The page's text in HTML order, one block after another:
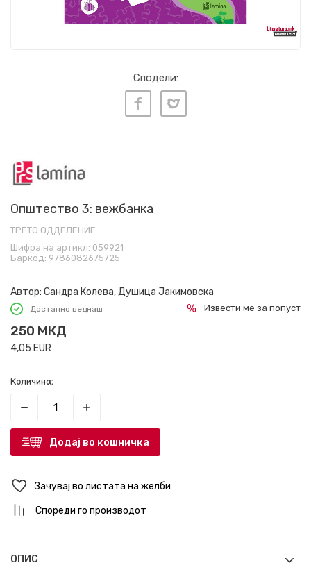
Сподели:
Општество 3: вежбанка
ТРЕТО ОДДЕЛЕНИЕ
Шифра на артикл: 059921
Баркод: 9786082675725
Автор: Сандра Колева, Душица Јакимовска
Достапно веднаш
250 МКД
4,05 EUR
Извести ме за попуст
Количина:
Додај во кошничка
Зачувај во листата на желби
Спореди го производот
ОПИС